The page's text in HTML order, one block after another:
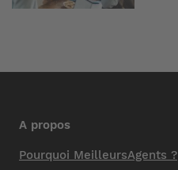
A propos
Pourquoi MeilleursAgents ?